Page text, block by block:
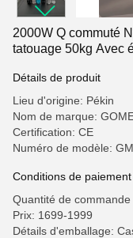
2000W Q commuté
tatouage 50kg Avec
Détails de produit
Lieu d'origine: Pékin
Nom de marque:
Certification: CE
Numéro de modèle:
Conditions de
Quantité de commande
Prix: 1699-1999
Détails d'emballage: